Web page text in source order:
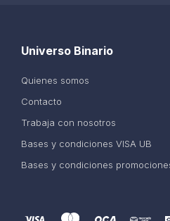
Universo Binario
Quienes somos
Contacto
Trabaja con nosotros
Bases y condiciones VISA UB
Bases y condiciones